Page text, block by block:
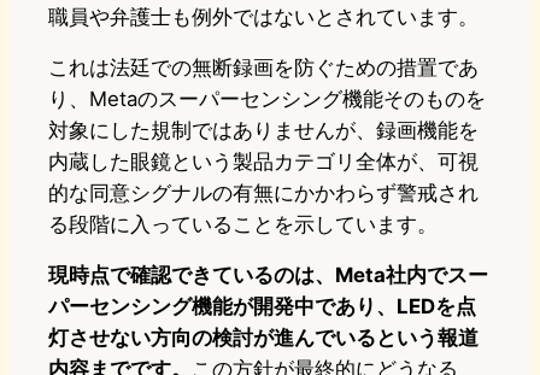
職員や弁護士も例外ではないとされています。
これは法廷での無断録画を防ぐための措置であ
り、Metaのスーパーセンシング機能そのものを
対象にした規制ではありませんが、録画機能を
内蔵した眼鏡という製品カテゴリ全体が、可視
的な同意シグナルの有無にかかわらず警戒され
る段階に入っていることを示しています。
現時点で確認できているのは、Meta社内でスー
パーセンシング機能が開発中であり、LEDを点
灯させない方向の検討が進んでいるという報道
内容までです。 この方針が最終的にどうなる